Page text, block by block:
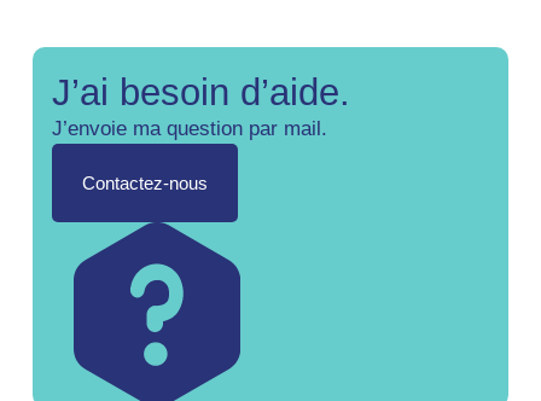
J’ai besoin d’aide.
J’envoie ma question par mail.
Contactez-nous